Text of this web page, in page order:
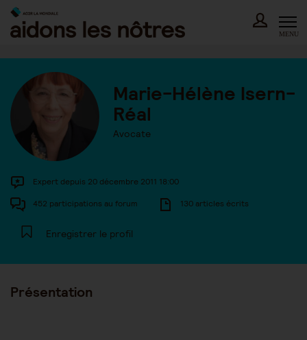
Skip
content
MENU
Marie-Hélène Isern-
Réal
Avocate
Expert depuis 20 décembre 2011 18:00
452 participations au forum 130 articles écrits
Enregistrer le profil
Présentation